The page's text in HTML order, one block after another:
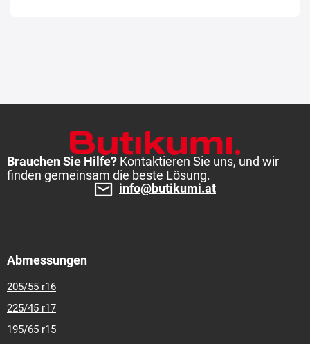
Brauchen Sie Hilfe? Kontaktieren Sie uns, und wir
finden gemeinsam die beste Lösung.
info@butikumi.at
Abmessungen
205/55 r16
225/45 r17
195/65 r15